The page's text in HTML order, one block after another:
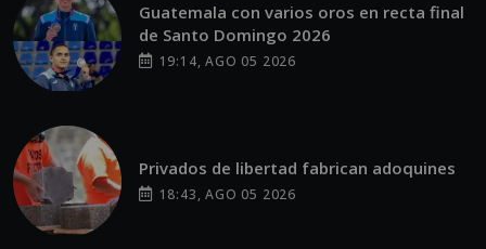
Guatemala con varios oros en recta final
de Santo Domingo 2026
19:14, AGO 05 2026
Privados de libertad fabrican adoquines
18:43, AGO 05 2026